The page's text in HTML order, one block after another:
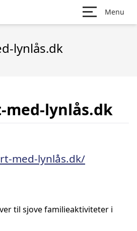
Menu
lynlås.dk
med-lynlås.dk
med-lynlås.dk/
til sjove familieaktiviteter i